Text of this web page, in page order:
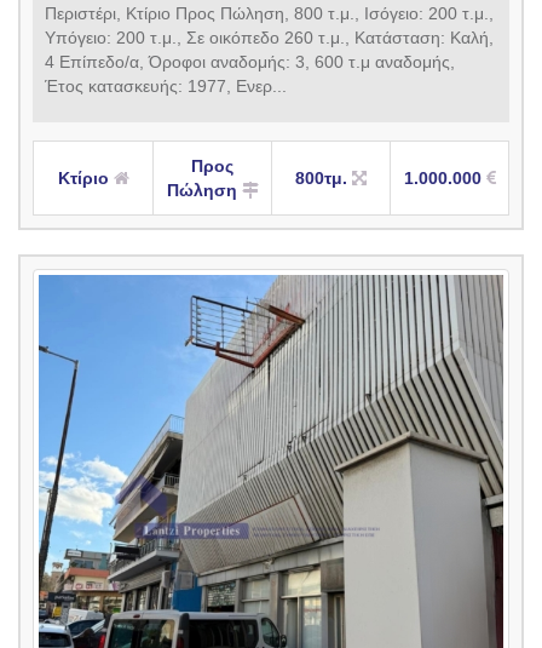
Περιστέρι, Κτίριο Προς Πώληση, 800 τ.μ., Ισόγειο: 200 τ.μ.,
Υπόγειο: 200 τ.μ., Σε οικόπεδο 260 τ.μ., Κατάσταση: Καλή,
4 Επίπεδο/α, Όροφοι αναδομής: 3, 600 τ.μ αναδομής,
Έτος κατασκευής: 1977, Ενερ...
Κτίριο
Προς
Πώληση
800τμ. 1.000.000